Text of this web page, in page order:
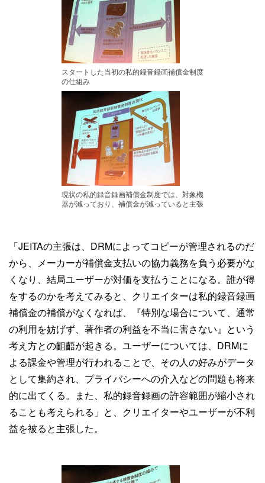
スタートした当初の私的録音録画補償金制度
の仕組み
現状の私的録音録画補償金制度では、対象機
器が減っており、補償金が減っていると主張
「JEITAの主張は、DRMによってコピーが管理されるのだ
から、メーカーが補償金支払いの協力義務を負う必要がな
くなり、結局ユーザーが対価を支払うことになる。誰が得
をするのかを考えてみると、クリエイターは私的録音録画
補償金の補償がなくなれば、『特別な場合について、通常
の利用を妨げず、著作者の利益を不当に害さない』という
考え方との齟齬が起きる。ユーザーについては、DRMに
よる課金や管理が行われることで、その人の好みがデータ
として集約され、プライバシーへの介入などの問題も将来
的に出てくる。また、私的録音録画の許容範囲が縮小され
ることも考えられる」と、クリエイターやユーザーが不利
益を被ると主張した。